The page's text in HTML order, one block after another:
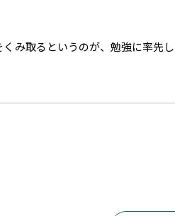
み取るというのが、勉強に率先